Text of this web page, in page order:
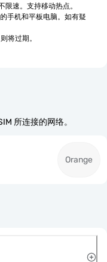
速。支持移动热点。
手机和平板电脑。如有疑
将过期。
所连接的网络。
Orange